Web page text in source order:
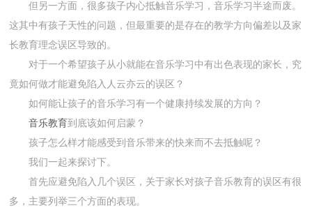
但另一方面，很多孩子内心抵触音乐学习，音乐学习半途而废。
这其中有孩子天性的问题，但最重要的是存在的教学方向偏差以及家
长教育理念误区导致的。
对于一个希望孩子从小就能在音乐学习中有出色表现的家长，究
竟如何做才能避免陷入人云亦云的误区？
如何能让孩子的音乐学习有一个健康持续发展的方向？
音乐教育到底该如何启蒙？
孩子怎么样才能感受到音乐带来的快来而不去抵触呢？
我们一起来探讨下。
首先应避免陷入几个误区，关于家长对孩子音乐教育的误区有很
多，主要列举三个方面的表现。